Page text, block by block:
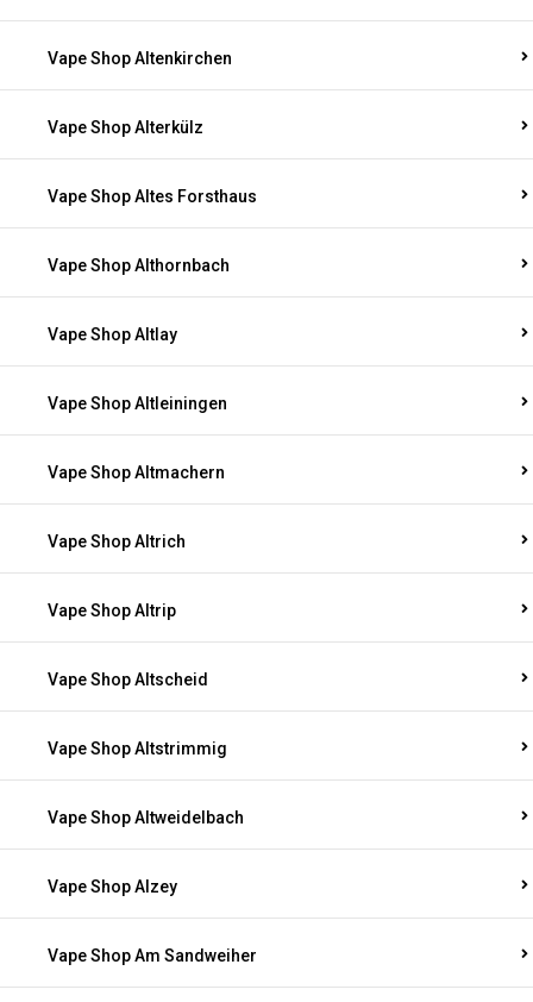
Vape Shop Altenkirchen
Vape Shop Alterkülz
Vape Shop Altes Forsthaus
Vape Shop Althornbach
Vape Shop Altlay
Vape Shop Altleiningen
Vape Shop Altmachern
Vape Shop Altrich
Vape Shop Altrip
Vape Shop Altscheid
Vape Shop Altstrimmig
Vape Shop Altweidelbach
Vape Shop Alzey
Vape Shop Am Sandweiher